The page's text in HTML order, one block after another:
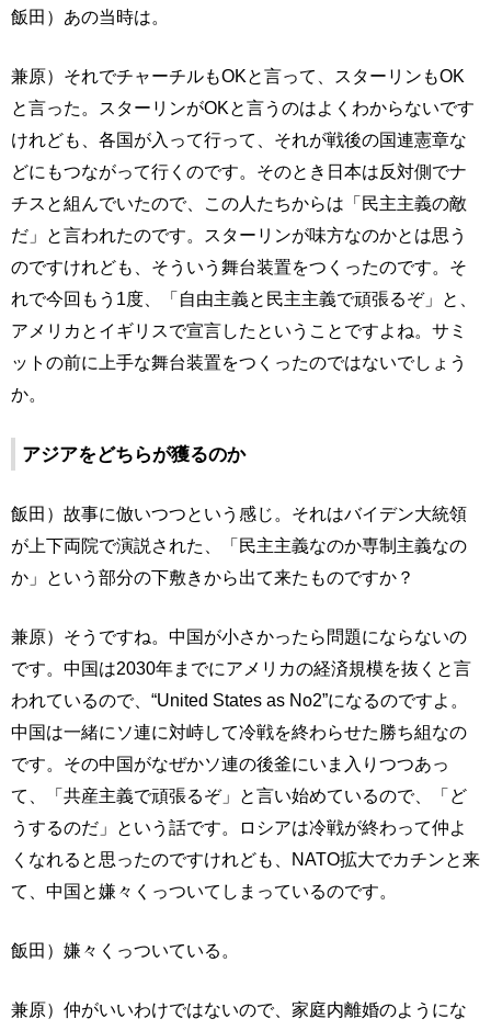
飯田）あの当時は。
兼原）それでチャーチルもOKと言って、スターリンもOK
と言った。スターリンがOKと言うのはよくわからないです
けれども、各国が入って行って、それが戦後の国連憲章な
どにもつながって行くのです。そのとき日本は反対側でナ
チスと組んでいたので、この人たちからは「民主主義の敵
だ」と言われたのです。スターリンが味方なのかとは思う
のですけれども、そういう舞台装置をつくったのです。そ
れで今回もう1度、「自由主義と民主主義で頑張るぞ」と、
アメリカとイギリスで宣言したということですよね。サミ
ットの前に上手な舞台装置をつくったのではないでしょう
か。
アジアをどちらが獲るのか
飯田）故事に倣いつつという感じ。それはバイデン大統領
が上下両院で演説された、「民主主義なのか専制主義なの
か」という部分の下敷きから出て来たものですか？
兼原）そうですね。中国が小さかったら問題にならないの
です。中国は2030年までにアメリカの経済規模を抜くと言
われているので、“United States as No2”になるのですよ。
中国は一緒にソ連に対峙して冷戦を終わらせた勝ち組なの
です。その中国がなぜかソ連の後釜にいま入りつつあっ
て、「共産主義で頑張るぞ」と言い始めているので、「ど
うするのだ」という話です。ロシアは冷戦が終わって仲よ
くなれると思ったのですけれども、NATO拡大でカチンと来
て、中国と嫌々くっついてしまっているのです。
飯田）嫌々くっついている。
兼原）仲がいいわけではないので、家庭内離婚のようにな